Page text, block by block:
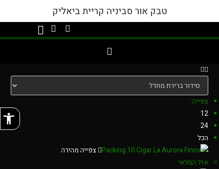
טבק אור סביניה קריית ביאליק
צפייה:
12
24
הכל
צפייה מהירה
אזל המלאי